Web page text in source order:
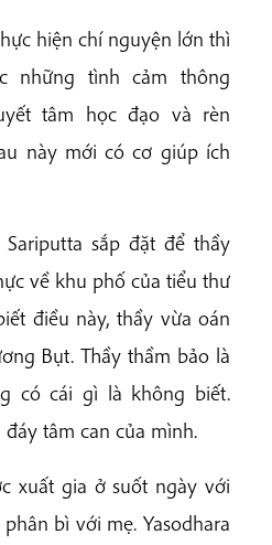
hiện chí nguyện lớn thì
những tình cảm thông
tâm học đạo và rèn
này mới có cơ giúp ích
sắp đặt để thầy
về khu phố của tiểu thư
điều này, thầy vừa oán
Bụt. Thầy thầm bảo là
có cái gì là không biết.
tâm can của mình.
xuất gia ở suốt ngày với
bì với mẹ. Yasodhara